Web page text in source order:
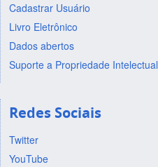
Cadastrar Usuário
Livro Eletrônico
Dados abertos
Suporte a Propriedade Intelectual
Redes Sociais
Twitter
YouTube